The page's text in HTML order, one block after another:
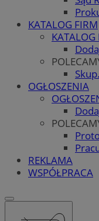
KATALOG FIRM
KATALOG
OGŁOSZENIA
REKLAMA
WSPÓŁPRACA